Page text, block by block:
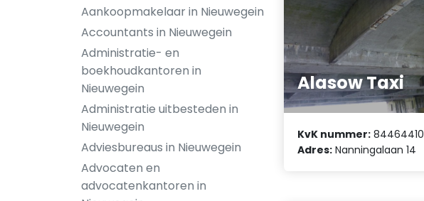
Aankoopmakelaar in Nieuwegein
Accountants in Nieuwegein
Administratie- en
boekhoudkantoren in
Nieuwegein
Administratie uitbesteden in
Nieuwegein
Adviesbureaus in Nieuwegein
Advocaten en
advocatenkantoren in
Alasow Taxi
KvK nummer: 84464410
Adres: Nanningalaan 14